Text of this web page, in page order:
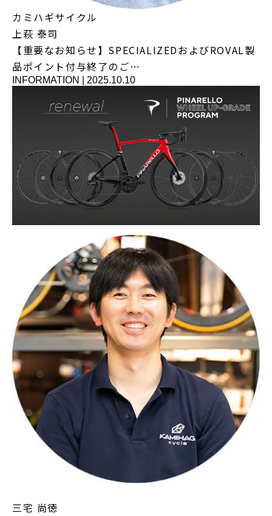
カミハギサイクル
上萩 泰司
【重要なお知らせ】SPECIALIZEDおよびROVAL製
品ポイント付与終了のご…
INFORMATION 2025.10.10
三宅 尚徳